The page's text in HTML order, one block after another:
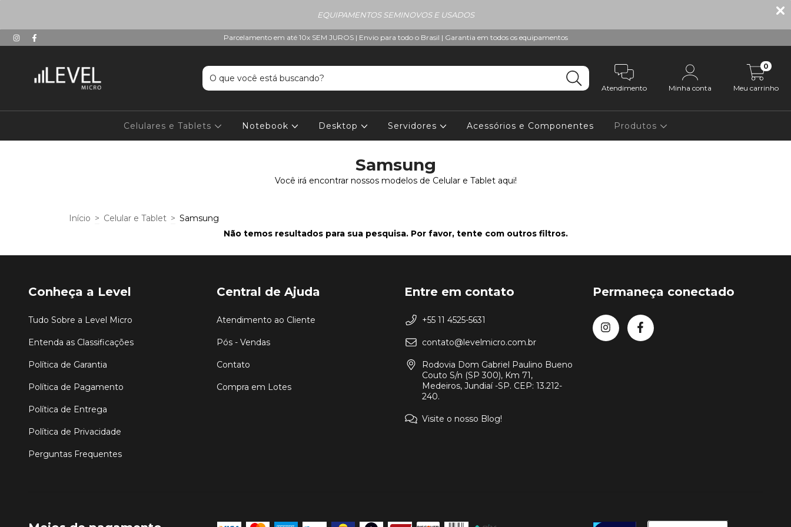
EQUIPAMENTOS SEMINOVOS E USADOS
Parcelamento em até 10x SEM JUROS | Envio para todo o Brasil | Garantia em todos os equipamentos
Atendimento Minha conta Meu carrinho
0
Celulares e Tablets Notebook Desktop Servidores Acessórios e Componentes Produtos
Samsung
Você irá encontrar nossos modelos de Celular e Tablet aqui!
Início > Celular e Tablet > Samsung
Não temos resultados para sua pesquisa. Por favor, tente com outros filtros.
Conheça a Level
Tudo Sobre a Level Micro
Entenda as Classificações
Política de Garantia
Política de Pagamento
Política de Entrega
Política de Privacidade
Perguntas Frequentes
Central de Ajuda
Atendimento ao Cliente
Pós - Vendas
Contato
Compra em Lotes
Entre em contato
+55 11 4525-5631
contato@levelmicro.com.br
Rodovia Dom Gabriel Paulino Bueno
Couto S/n (SP 300), Km 71,
Medeiros, Jundiaí -SP. CEP: 13.212-
240.
Visite o nosso Blog!
Permaneça conectado